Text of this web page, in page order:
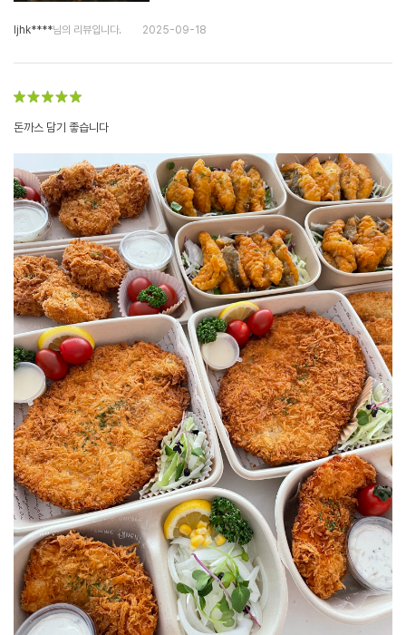
ljhk****님의 리뷰입니다. 2025-09-18
돈까스 담기 좋습니다